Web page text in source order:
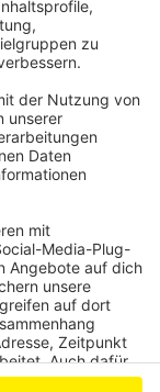
dieses
Jahr.